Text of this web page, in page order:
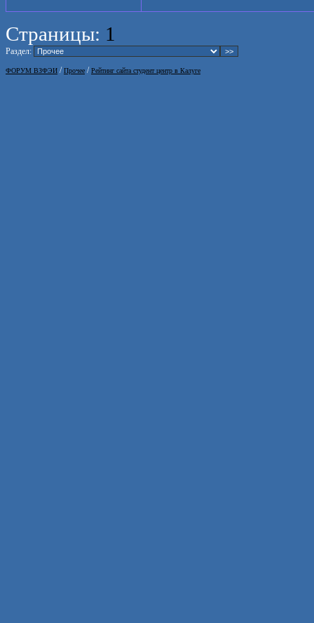
Страницы: 1
Раздел:
ФОРУМ ВЗФЭИ /Прочее /Рейтинг сайта студент центр в Калуге